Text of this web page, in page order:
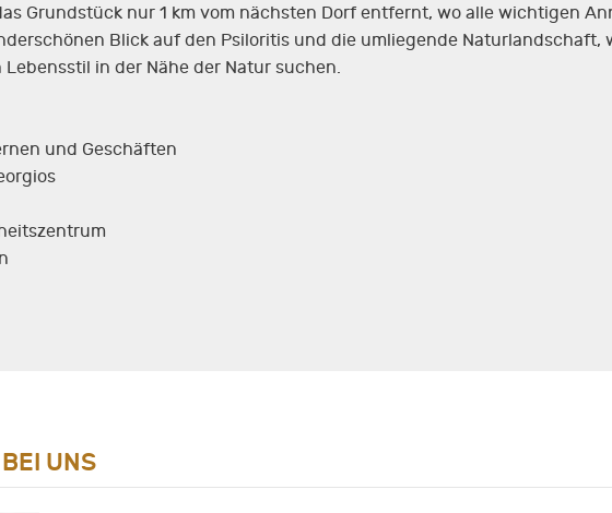
Grundstück nur 1 km vom nächsten Dorf entfernt, wo alle wichtigen
Blick auf den Psiloritis und die umliegende Naturlandschaft,
in der Nähe der Natur suchen.
und Geschäften
UNS